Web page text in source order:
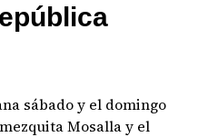
sábado y el domingo
Mosalla y el